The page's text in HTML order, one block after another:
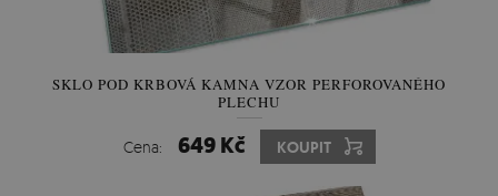
SKLO POD KRBOVÁ KAMNA VZOR PERFOROVANÉHO
PLECHU
Cena: 649 Kč KOUPIT